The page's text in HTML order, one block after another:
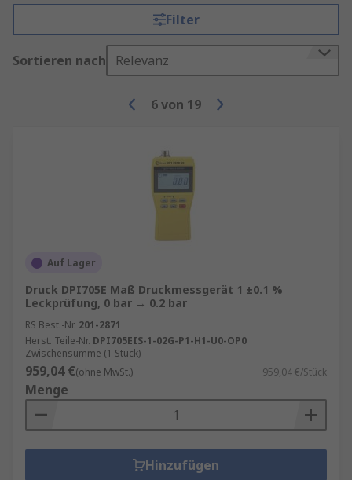
Filter
Sortieren nach Relevanz
6von 19
Auf Lager
Druck DPI705E Maß Druckmessgerät 1 ±0.1 %
Leckprüfung, 0 bar → 0.2 bar
RS Best.-Nr. 201-2871
Herst. Teile-Nr. DPI705EIS-1-02G-P1-H1-U0-OP0
Zwischensumme (1 Stück)
959,04 €(ohne MwSt.) 959,04 €/Stück
Menge
Hinzufügen